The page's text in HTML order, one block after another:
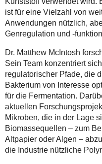
ist für eine Vielzahl von
Anwendungen nützlich,
Genregulation und -
Dr. Matthew McIntosh
Sein Team konzentriert
regulatorischer Pfade, die
Bakterium von Interesse
für die Fermentation.
aktuellen
Mikroben, die in der Lage
Biomassequellen – zum
Altpapier oder Algen –
die Industrie nützliche